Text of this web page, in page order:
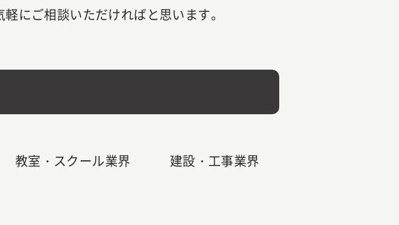
にご相談いただければと思います。
教室・スクール業界 建設・工事業界